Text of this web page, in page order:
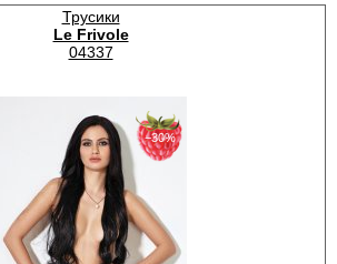
Трусики
Le Frivole
04337
−30%